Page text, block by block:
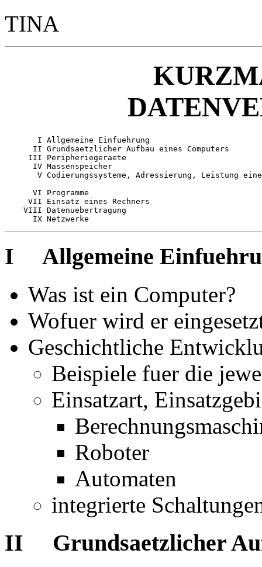
TINA
       I Allgemeine Einfuehrung
      II Grundsaetzlicher Aufbau eines Computers
     III Peripheriegeraete
      IV Massenspeicher
V Codierungssysteme, Adressierung, Leistung
      VI Programme
     VII Einsatz eines Rechners
    VIII Datenuebertragung
I Allgemeine
Was ist ein Computer?
Wofuer wird er
Geschichtliche
Beispiele fuer die
Einsatzart,
Roboter
Automaten
integrierte
II Grundsaetzlicher